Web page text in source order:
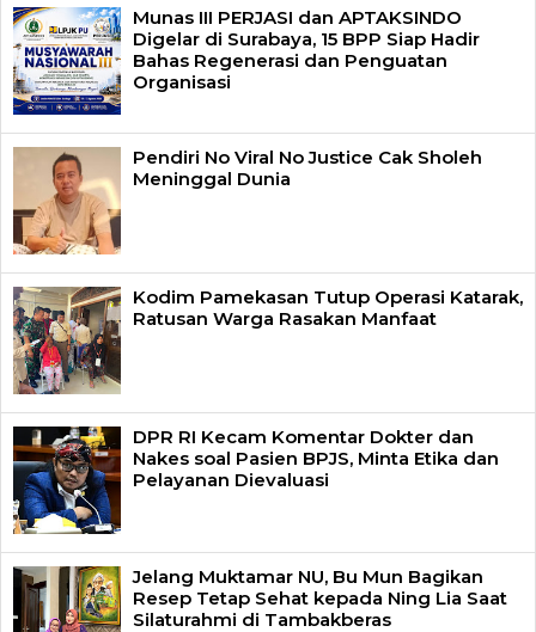
Munas III PERJASI dan APTAKSINDO
Digelar di Surabaya, 15 BPP Siap Hadir
Bahas Regenerasi dan Penguatan
Organisasi
Pendiri No Viral No Justice Cak Sholeh
Meninggal Dunia
Kodim Pamekasan Tutup Operasi Katarak,
Ratusan Warga Rasakan Manfaat
DPR RI Kecam Komentar Dokter dan
Nakes soal Pasien BPJS, Minta Etika dan
Pelayanan Dievaluasi
Jelang Muktamar NU, Bu Mun Bagikan
Resep Tetap Sehat kepada Ning Lia Saat
Silaturahmi di Tambakberas